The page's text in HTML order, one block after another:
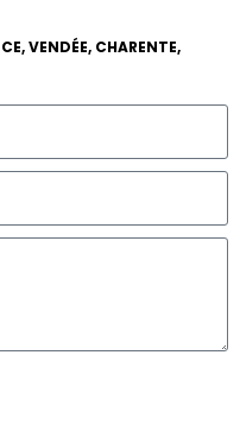
VENDÉE, CHARENTE,